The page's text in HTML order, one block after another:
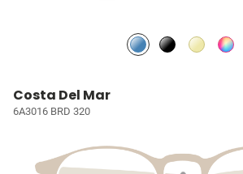
Costa Del Mar
6A3016 BRD 320